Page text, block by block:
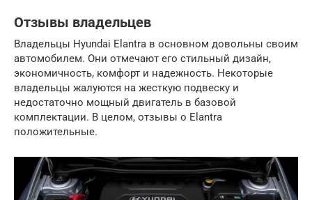
Отзывы владельцев
Владельцы Hyundai Elantra в основном довольны своим
автомобилем. Они отмечают его стильный дизайн,
экономичность, комфорт и надежность. Некоторые
владельцы жалуются на жесткую подвеску и
недостаточно мощный двигатель в базовой
комплектации. В целом, отзывы о Elantra
положительные.